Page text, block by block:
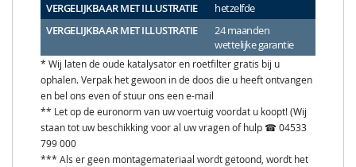
VERGELIJKBAAR MET ILLUSTRATIE
hetzelfde
VERGELIJKBAAR MET ILLUSTRATIE
24 maanden
wettelijke garantie
* Wij laten de oude katalysator en roetfilter gratis bij u
ophalen. Verpak het gewoon in de doos die u heeft ontvangen
en bel ons even of stuur ons een e-mail
** Let op de euronorm van uw voertuig voordat u koopt! (Wij
staan tot uw beschikking voor al uw vragen of hulp ☎ 04533
799 000
*** Als er geen montagemateriaal wordt getoond, wordt het